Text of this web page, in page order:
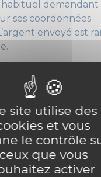
site utilise des
et vous
le contrôle
ceux que vous
activer
demandant
ses coordonnées
envoyé est
de données
d’assistance.
puis revendues
ce qui
RGPD de votre
affecte sa